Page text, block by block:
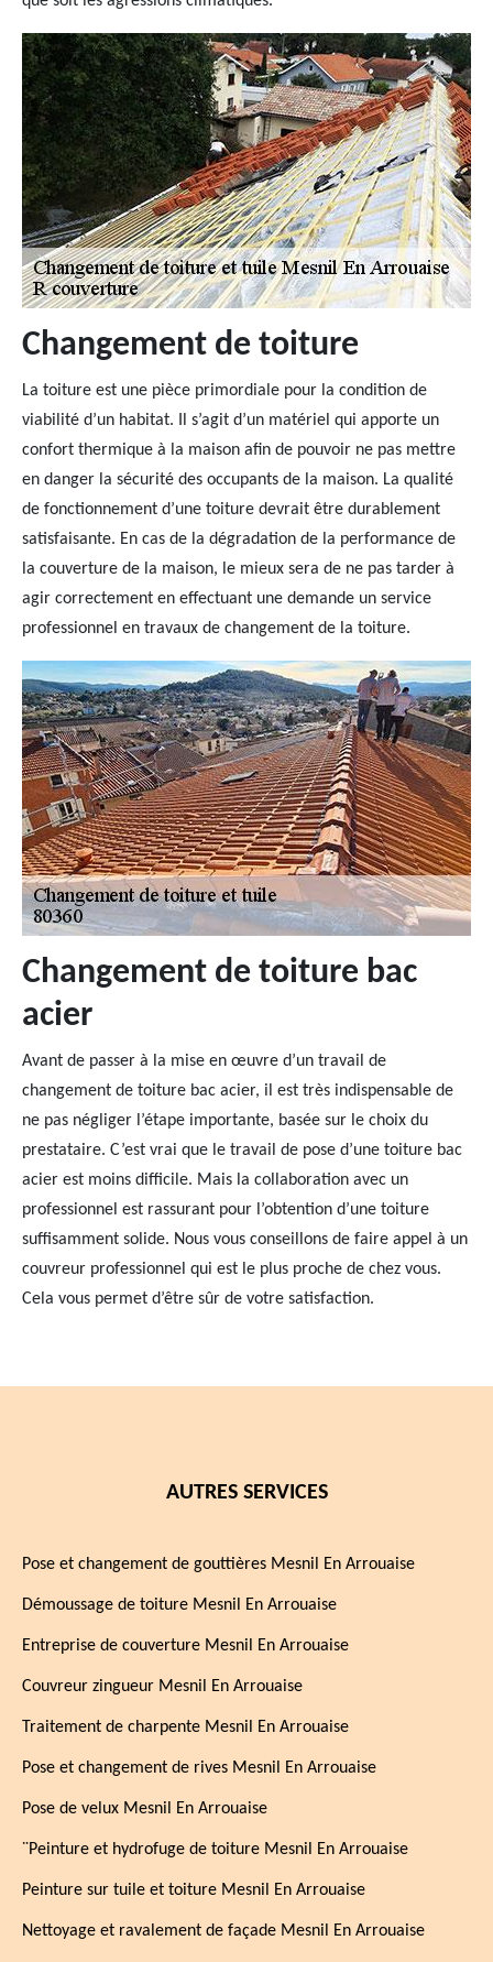
Changement de toiture
La toiture est une pièce primordiale pour la condition de
viabilité d’un habitat. Il s’agit d’un matériel qui apporte un
confort thermique à la maison afin de pouvoir ne pas mettre
en danger la sécurité des occupants de la maison. La qualité
de fonctionnement d’une toiture devrait être durablement
satisfaisante. En cas de la dégradation de la performance de
la couverture de la maison, le mieux sera de ne pas tarder à
agir correctement en effectuant une demande un service
professionnel en travaux de changement de la toiture.
Changement de toiture bac
acier
Avant de passer à la mise en œuvre d’un travail de
changement de toiture bac acier, il est très indispensable de
ne pas négliger l’étape importante, basée sur le choix du
prestataire. C’est vrai que le travail de pose d’une toiture bac
acier est moins difficile. Mais la collaboration avec un
professionnel est rassurant pour l’obtention d’une toiture
suffisamment solide. Nous vous conseillons de faire appel à un
couvreur professionnel qui est le plus proche de chez vous.
Cela vous permet d’être sûr de votre satisfaction.
AUTRES SERVICES
Pose et changement de gouttières Mesnil En Arrouaise
Démoussage de toiture Mesnil En Arrouaise
Entreprise de couverture Mesnil En Arrouaise
Couvreur zingueur Mesnil En Arrouaise
Traitement de charpente Mesnil En Arrouaise
Pose et changement de rives Mesnil En Arrouaise
Pose de velux Mesnil En Arrouaise
¨Peinture et hydrofuge de toiture Mesnil En Arrouaise
Peinture sur tuile et toiture Mesnil En Arrouaise
Nettoyage et ravalement de façade Mesnil En Arrouaise